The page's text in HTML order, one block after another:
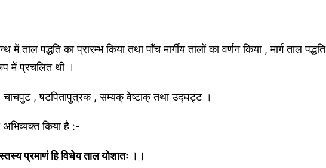
ताल पद्धति का प्रारम्भ किया तथा पाँच मार्गीय तालों का वर्णन किया , मार्ग ताल पद्धति
में प्रचलित थी ।
, षटपितापुत्रक , सम्यक् वेष्टाक् तथा उद्घट्ट ।
अभिव्यक्त किया है :-
प्रमाणं हि विधेय ताल योशातः ।।